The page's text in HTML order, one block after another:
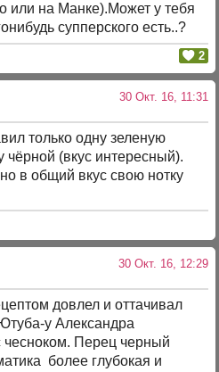
или на Манке).Может у тебя
супперского есть..?
2
30 Окт. 16, 11:31
только одну зеленую
чёрной (вкус интересный).
в общий вкус свою нотку
30 Окт. 16, 12:29
довлел и оттачивал
у Александра
чесноком. Перец черный
более глубокая и